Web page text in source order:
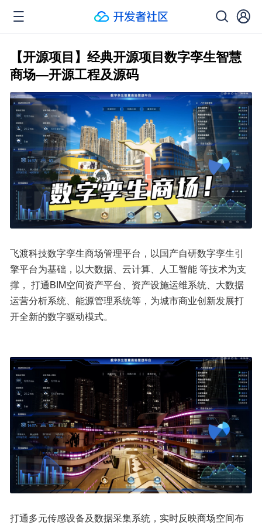
【开源项目】经典开源项目数字孪生智慧
商场—开源工程及源码
飞渡科技数字孪生商场管理平台，以国产自研数字孪生引
擎平台为基础，以大数据、云计算、人工智能 等技术为支
撑， 打通BIM空间资产平台、资产设施运维系统、大数据
运营分析系统、能源管理系统等，为城市商业创新发展打
开全新的数字驱动模式。
打通多元传感设备及数据采集系统，实时反映商场空间布